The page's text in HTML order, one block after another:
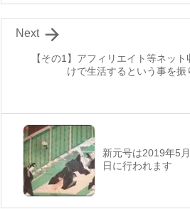
【その1】アフィリエイト等ネット
けで生活するという事を振

Next
新元号は2019年5
日に行われます